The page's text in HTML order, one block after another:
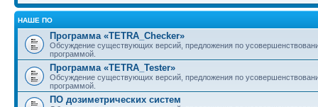
НАШЕ ПО
Программа «TETRA_Checker»
Обсуждение существующих версий, предложения по
программой.
Программа «TETRA_Tester»
Обсуждение существующих версий, предложения по
программой.
ПО дозиметрических систем